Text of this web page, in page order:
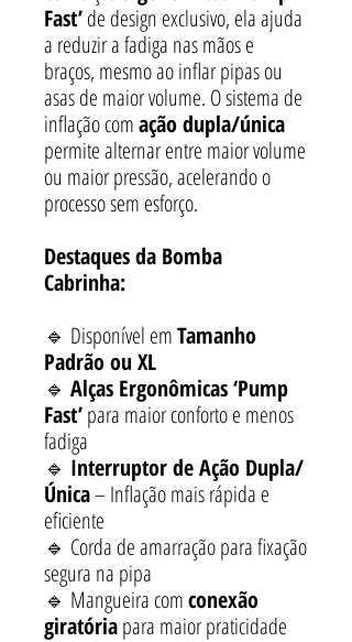
Fast’de design exclusivo, ela ajuda
a reduzir a fadiga nas mãos e
braços, mesmo ao inflar pipas ou
asas de maior volume. O sistema de
inflação comação dupla/única
permite alternar entre maior volume
ou maior pressão, acelerando o
processo sem esforço.
Destaques da Bomba
Cabrinha:
🔹 Disponível emTamanho
Padrão ou XL
🔹 Alças Ergonômicas ‘Pump
Fast’para maior conforto e menos
fadiga
🔹 Interruptor de Ação Dupla/
Única– Inflação mais rápida e
eficiente
🔹 Corda de amarração para fixação
segura na pipa
🔹 Mangueira comconexão
giratóriapara maior praticidade